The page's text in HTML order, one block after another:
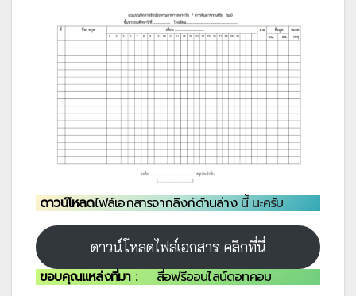
ดาวน์โหลดไฟล์เอกสารจากลิงก์ด้านล่าง นี้ นะครับ
ดาวน์โหลดไฟล์เอกสาร คลิกที่นี่
ขอบคุณแหล่งที่มา :
สื่อฟรีออนไลน์ดอทคอม